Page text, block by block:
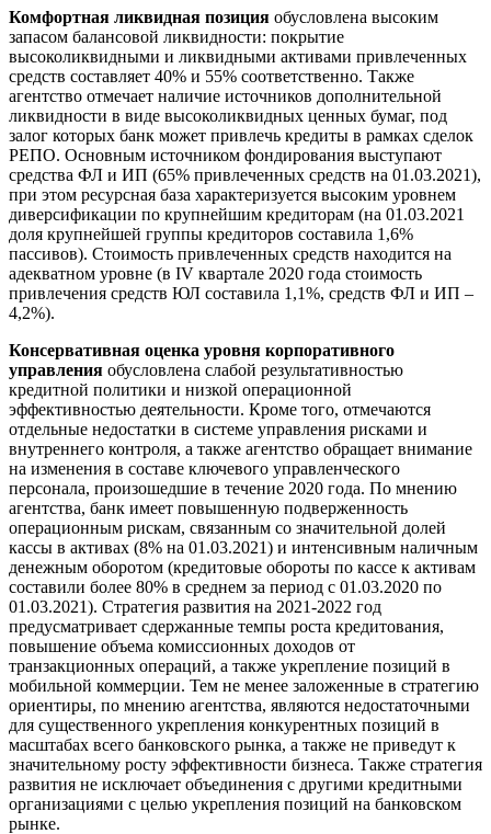
Комфортная ликвидная позиция обусловлена высоким
запасом балансовой ликвидности: покрытие
высоколиквидными и ликвидными активами привлеченных
средств составляет 40% и 55% соответственно. Также
агентство отмечает наличие источников дополнительной
ликвидности в виде высоколиквидных ценных бумаг, под
залог которых банк может привлечь кредиты в рамках сделок
РЕПО. Основным источником фондирования выступают
средства ФЛ и ИП (65% привлеченных средств на 01.03.2021),
при этом ресурсная база характеризуется высоким уровнем
диверсификации по крупнейшим кредиторам (на 01.03.2021
доля крупнейшей группы кредиторов составила 1,6%
пассивов). Стоимость привлеченных средств находится на
адекватном уровне (в IV квартале 2020 года стоимость
привлечения средств ЮЛ составила 1,1%, средств ФЛ и ИП –
4,2%).
Консервативная оценка уровня корпоративного
управления обусловлена слабой результативностью
кредитной политики и низкой операционной
эффективностью деятельности. Кроме того, отмечаются
отдельные недостатки в системе управления рисками и
внутреннего контроля, а также агентство обращает внимание
на изменения в составе ключевого управленческого
персонала, произошедшие в течение 2020 года. По мнению
агентства, банк имеет повышенную подверженность
операционным рискам, связанным со значительной долей
кассы в активах (8% на 01.03.2021) и интенсивным наличным
денежным оборотом (кредитовые обороты по кассе к активам
составили более 80% в среднем за период с 01.03.2020 по
01.03.2021). Стратегия развития на 2021-2022 год
предусматривает сдержанные темпы роста кредитования,
повышение объема комиссионных доходов от
транзакционных операций, а также укрепление позиций в
мобильной коммерции. Тем не менее заложенные в стратегию
ориентиры, по мнению агентства, являются недостаточными
для существенного укрепления конкурентных позиций в
масштабах всего банковского рынка, а также не приведут к
значительному росту эффективности бизнеса. Также стратегия
развития не исключает объединения с другими кредитными
организациями с целью укрепления позиций на банковском
рынке.